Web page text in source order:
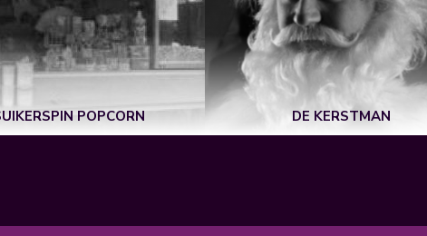
POPCORN DE KERSTMAN